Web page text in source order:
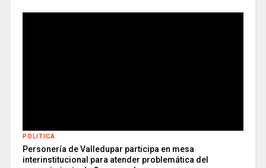
POLITICA
Personería de Valledupar participa en mesa
interinstitucional para atender problemática del